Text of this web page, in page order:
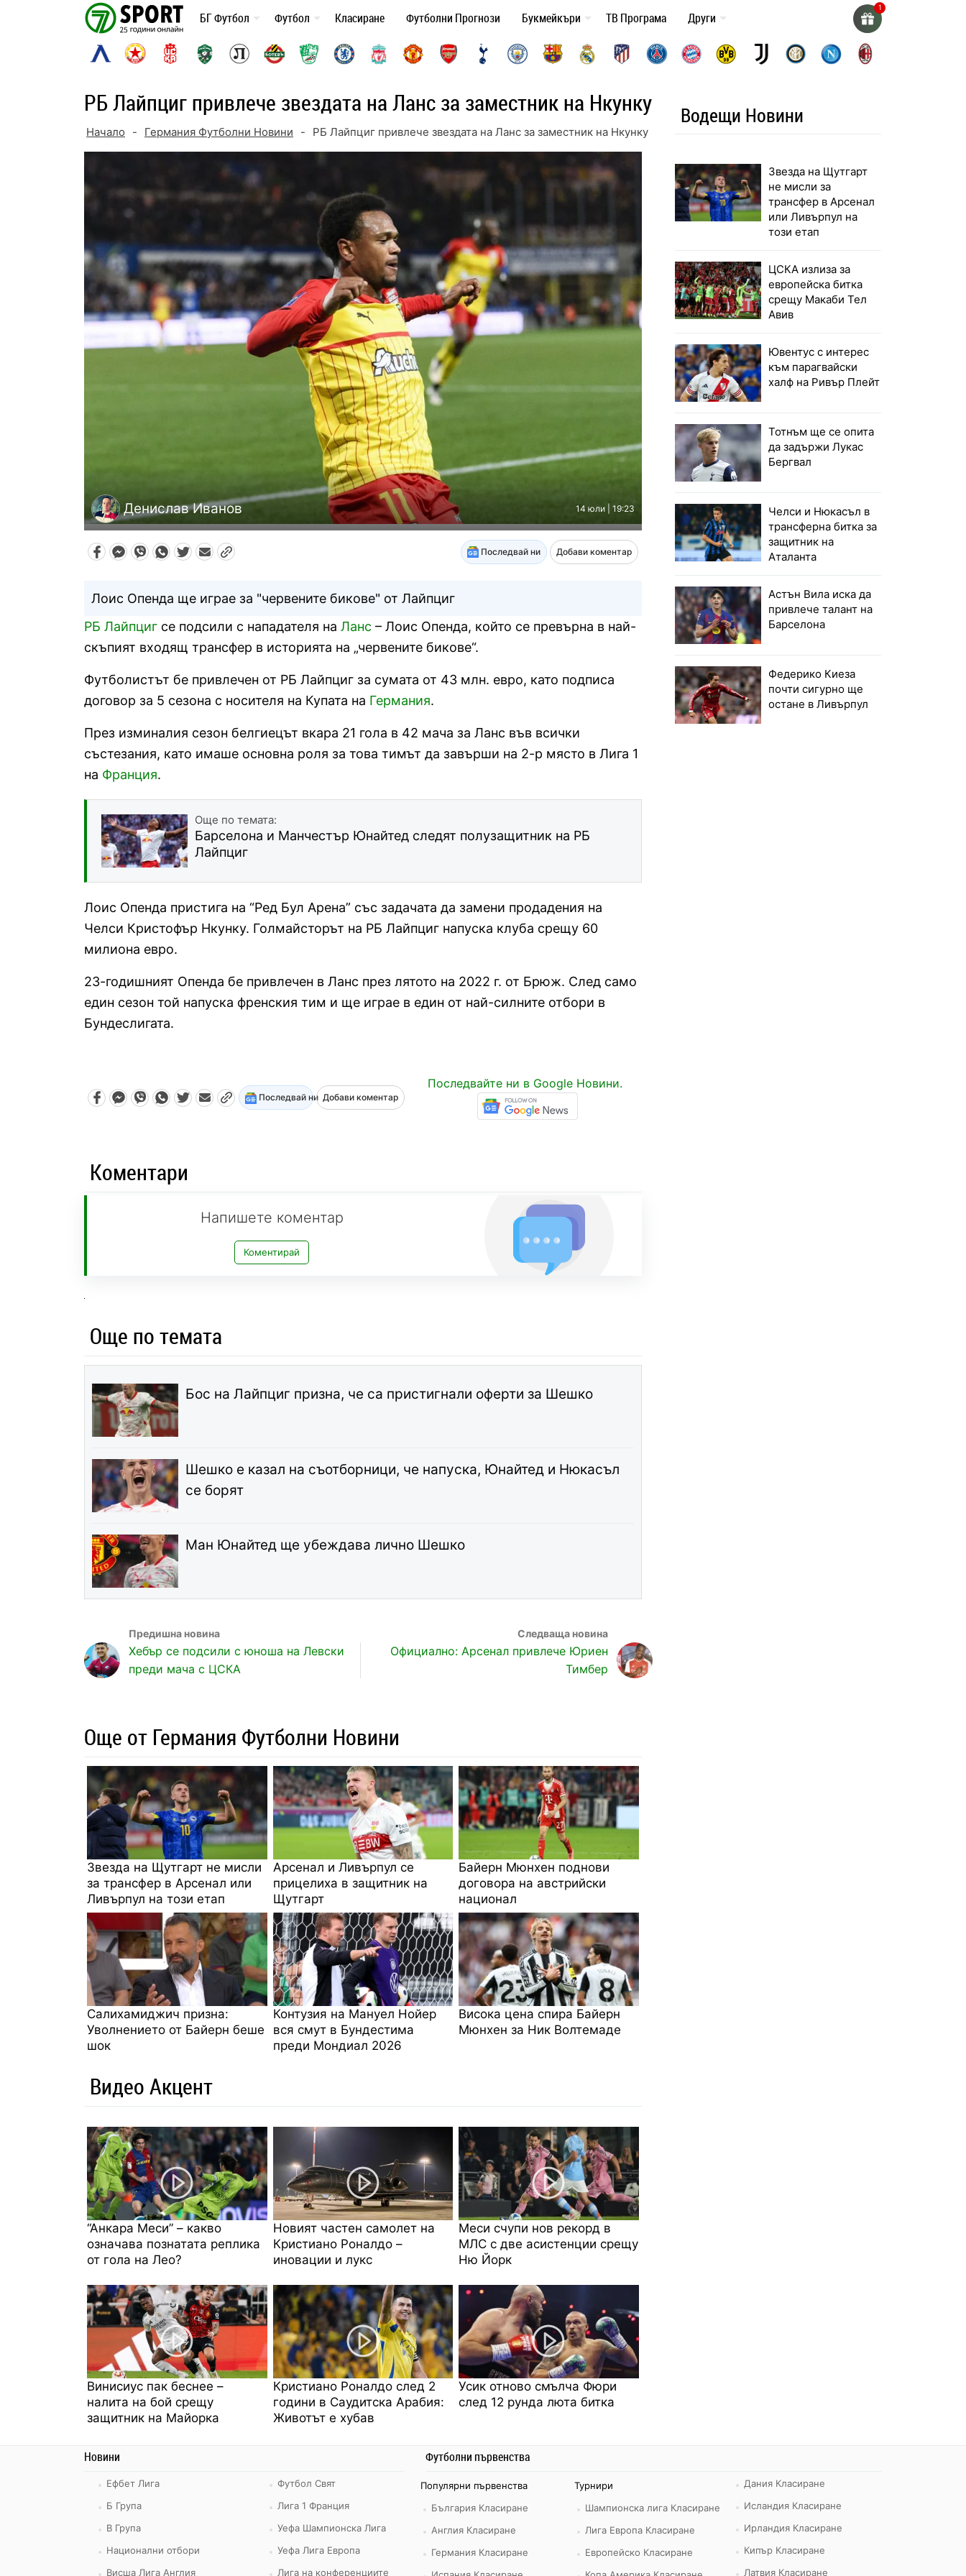
БГ Футбол Футбол Класиране Футболни Прогнози Букмейкъри ТВ Програма Други
РБ Лайпциг привлече звездата на Ланс за заместник на Нкунку
Начало - Германия Футболни Новини - РБ Лайпциг привлече звездата на Ланс за заместник на Нкунку
Денислав Иванов 14 юли | 19:23
Последвай ни Добави коментар
Лоис Опенда ще играе за "червените бикове" от Лайпциг
РБ Лайпциг се подсили с нападателя на Ланс – Лоис Опенда, който се превърна в най-
скъпият входящ трансфер в историята на „червените бикове“.
Футболистът бе привлечен от РБ Лайпциг за сумата от 43 млн. евро, като подписа
договор за 5 сезона с носителя на Купата на Германия.
През изминалия сезон белгиецът вкара 21 гола в 42 мача за Ланс във всички
състезания, като имаше основна роля за това тимът да завърши на 2-р място в Лига 1
на Франция.
Още по темата:
Барселона и Манчестър Юнайтед следят полузащитник на РБ
Лайпциг
Лоис Опенда пристига на “Ред Бул Арена” със задачата да замени продадения на
Челси Кристофър Нкунку. Голмайсторът на РБ Лайпциг напуска клуба срещу 60
милиона евро.
23-годишният Опенда бе привлечен в Ланс през лятото на 2022 г. от Брюж. След само
един сезон той напуска френския тим и ще играе в един от най-силните отбори в
Бундеслигата.
Последвай ни Добави коментар
Последвайте ни в Google Новини.
Коментари
Напишете коментар
Коментирай
Още по темата
Бос на Лайпциг призна, че са пристигнали оферти за Шешко
Шешко е казал на съотборници, че напуска, Юнайтед и Нюкасъл
се борят
Ман Юнайтед ще убеждава лично Шешко
Хебър се подсили с юноша на Левски
преди мача с ЦСКА
Официално: Арсенал привлече Юриен
Тимбер
Още от Германия Футболни Новини
Звезда на Щутгарт не мисли
за трансфер в Арсенал или
Ливърпул на този етап
Арсенал и Ливърпул се
прицелиха в защитник на
Щутгарт
Байерн Мюнхен поднови
договора на австрийски
национал
Салихамиджич призна:
Уволнението от Байерн беше
шок
Контузия на Мануел Нойер
вся смут в Бундестима
преди Мондиал 2026
Висока цена спира Байерн
Мюнхен за Ник Волтемаде
Видео Акцент
“Анкара Меси” – какво
означава познатата реплика
от гола на Лео?
Новият частен самолет на
Кристиано Роналдо –
иновации и лукс
Меси счупи нов рекорд в
МЛС с две асистенции срещу
Ню Йорк
Винисиус пак беснее –
налита на бой срещу
защитник на Майорка
Кристиано Роналдо след 2
години в Саудитска Арабия:
Животът е хубав
Усик отново смълча Фюри
след 12 рунда люта битка
Водещи Новини
Звезда на Щутгарт
не мисли за
трансфер в Арсенал
или Ливърпул на
този етап
ЦСКА излиза за
европейска битка
срещу Макаби Тел
Авив
Ювентус с интерес
към парагвайски
халф на Ривър Плейт
Тотнъм ще се опита
да задържи Лукас
Бергвал
Челси и Нюкасъл в
трансферна битка за
защитник на
Аталанта
Астън Вила иска да
привлече талант на
Барселона
Федерико Киеза
почти сигурно ще
остане в Ливърпул
Новини
Ефбет Лига
Б Група
В Група
Национални отбори
Висша Лига Англия
Футбол Свят
Лига 1 Франция
Уефа Шампионска Лига
Уефа Лига Европа
Лига на конференциите
Футболни първенства
Популярни първенства
България Класиране
Англия Класиране
Германия Класиране
Турнири
Шампионска лига Класиране
Лига Европа Класиране
Европейско Класиране
Дания Класиране
Исландия Класиране
Ирландия Класиране
Кипър Класиране
Латвия Класиране